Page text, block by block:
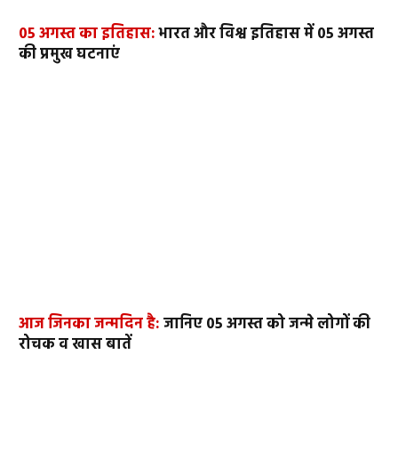
05 अगस्त का इतिहास:भारत और विश्व इतिहास में 05 अगस्त
की प्रमुख घटनाएं
आज जिनका जन्मदिन है:जानिए 05 अगस्त को जन्मे लोगों की
रोचक व खास बातें